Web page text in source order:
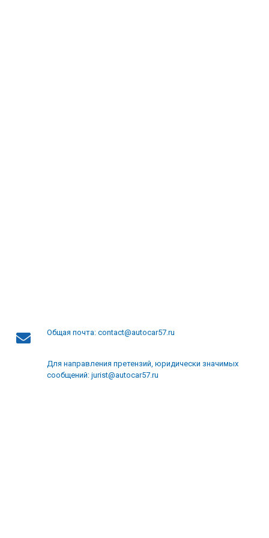
Общая почта: contact@autocar57.ru
Для направления претензий, юридически значимых
сообщений: jurist@autocar57.ru